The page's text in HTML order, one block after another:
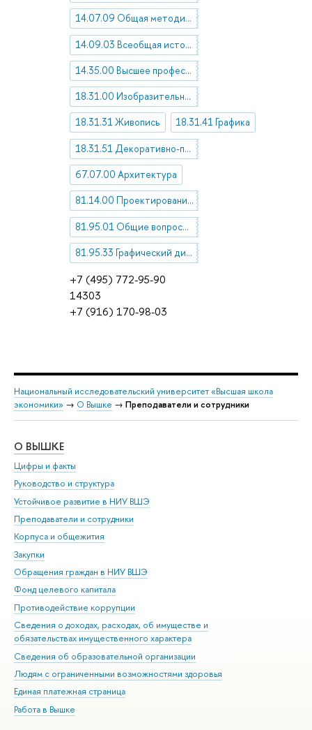
+7 (495) 772-95-90
14303
+7 (916) 170-98-03
14.07.09 Общая методика обучения
14.09.03 Всеобщая история образования и педагогической мысли
14.35.00 Высшее профессиональное образование. Педагогика высшей профессиональной школы
18.31.00 Изобразительное искусство
18.31.31 Живопись 18.31.41 Графика
18.31.51 Декоративно-прикладное искусство
67.07.00 Архитектура
81.14.00 Проектирование. Конструирование
81.95.01 Общие вопросы технической эстетики, художественного конструирования, дизайна
81.95.33 Графический дизайн
Национальный исследовательский университет «Высшая школа
экономики» → О Вышке → Преподаватели и сотрудники
О ВЫШКЕ
Цифры и факты
Руководство и структура
Устойчивое развитие в НИУ ВШЭ
Преподаватели и сотрудники
Корпуса и общежития
Закупки
Обращения граждан в НИУ ВШЭ
Фонд целевого капитала
Противодействие коррупции
Сведения о доходах, расходах, об имуществе и
обязательствах имущественного характера
Сведения об образовательной организации
Людям с ограниченными возможностями здоровья
Единая платежная страница
Работа в Вышке